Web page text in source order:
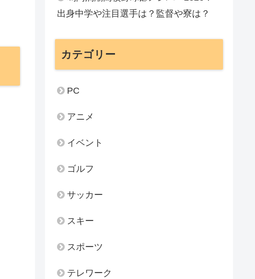
出身中学や注目選手は？監督や寮は？
カテゴリー
PC
アニメ
イベント
ゴルフ
サッカー
スキー
スポーツ
テレワーク